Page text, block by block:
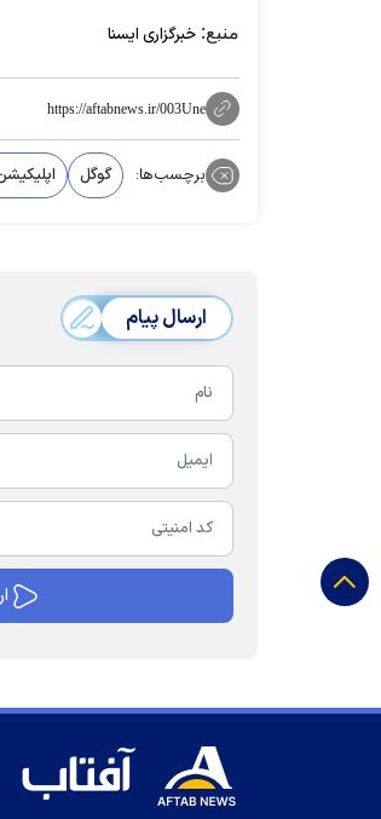
منبع: خبرگزاری ایسنا
https://aftabnews.ir/003Une
برچسب‌ها: گوگل
ارسال پیام